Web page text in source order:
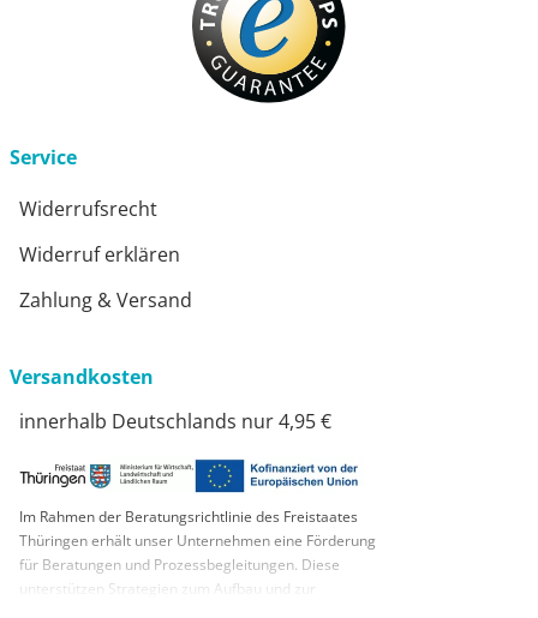
Service
Widerrufsrecht
Widerruf erklären
Zahlung & Versand
Versandkosten
innerhalb Deutschlands nur 4,95 €
Im Rahmen der Beratungsrichtlinie des Freistaates
Thüringen erhält unser Unternehmen eine Förderung
für Beratungen und Prozessbegleitungen. Diese
unterstützen Strategien zum Aufbau und zur